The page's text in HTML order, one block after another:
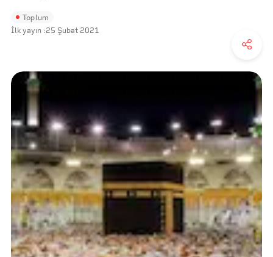
Toplum
İlk yayın :25 Şubat 2021